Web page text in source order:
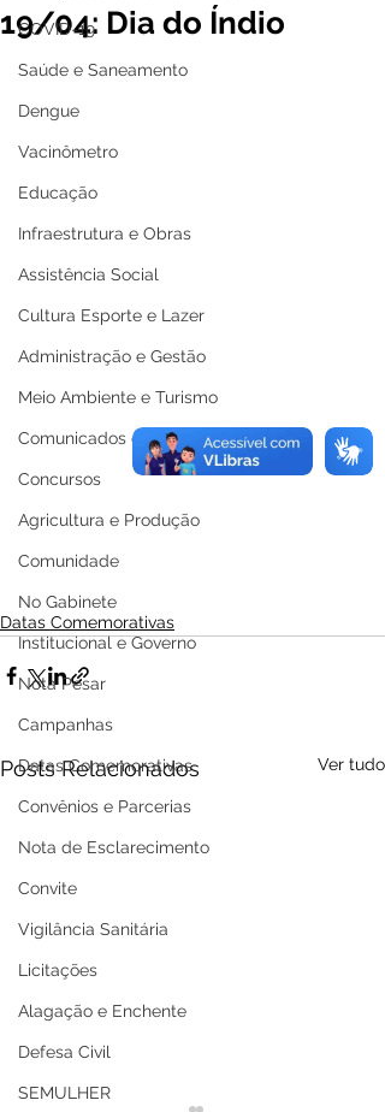
COVID-19
Saúde e Saneamento
Dengue
Vacinômetro
Educação
Infraestrutura e Obras
Assistência Social
Cultura Esporte e Lazer
Administração e Gestão
Meio Ambiente e Turismo
Comunicados e Avisos
Concursos
Agricultura e Produção
Comunidade
No Gabinete
Institucional e Governo
Nota Pesar
Campanhas
Datas Comemorativas
Convênios e Parcerias
Nota de Esclarecimento
Convite
Vigilância Sanitária
Licitações
Alagação e Enchente
Defesa Civil
SEMULHER
19/04: Dia do Índio
Datas Comemorativas
Posts Relacionados Ver tudo